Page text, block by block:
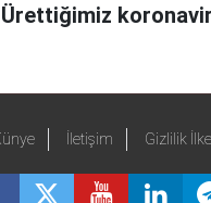
İletişim Gizlilik